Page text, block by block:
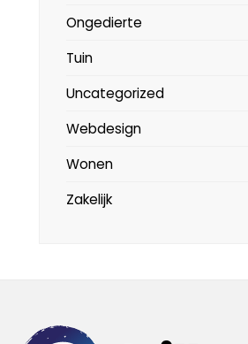
Ongedierte
Tuin
Uncategorized
Webdesign
Wonen
Zakelijk